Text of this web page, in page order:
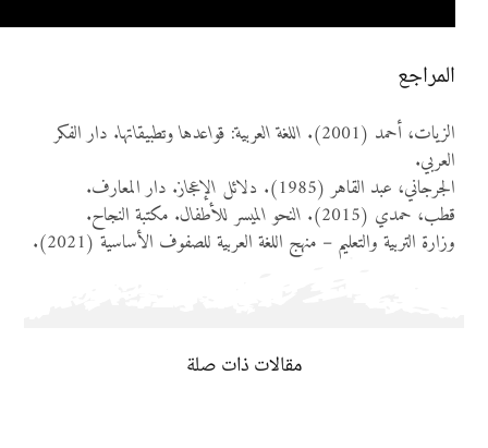
المراجع
الزيات، أحمد (2001). اللغة العربية: قواعدها وتطبيقاتها. دار الفكر
العربي.
الجرجاني، عبد القاهر (1985).
دلائل الإعجاز. دار المعارف.
قطب، حمدي (2015).
النحو الميسر للأطفال. مكتبة النجاح.
وزارة التربية والتعليم – منهج اللغة العربية للصفوف الأساسية (2021).
مقالات ذات صلة